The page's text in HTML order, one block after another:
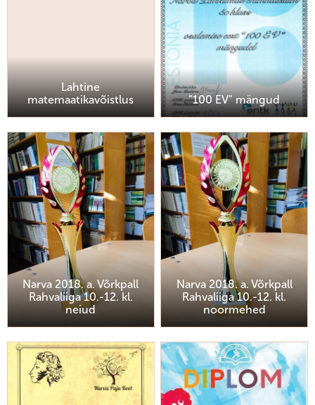
Lahtine
matemaatikavõistlus
"100 EV" mängud
Narva 2018. a. Võrkpall
Rahvaliiga 10.-12. kl.
neiud
Narva 2018. a. Võrkpall
Rahvaliiga 10.-12. kl.
noormehed